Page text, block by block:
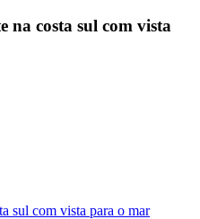
na costa sul com vista
sul com vista para o mar